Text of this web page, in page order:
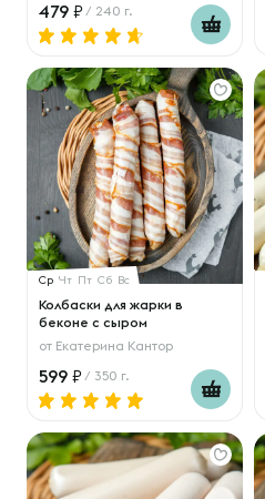
479 / 240 г.
Ср Чт Пт Сб Вс
Колбаски для жарки в
беконе с сыром
от Екатерина Кантор
599 / 350 г.